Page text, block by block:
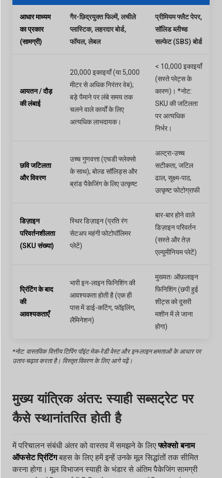
आधार माध्यम
का प्रकार
(सामग्री)
गैर-छिद्रयुक्त फिल्में, लचीले
प्लास्टिक, लहरदार बोर्ड,
फॉयल, लेबल
प्रीमियम फ्लैट पेपर,
सॉलिड ब्लीच्ड
सल्फेट (SBS) बोर्ड
आयतन / दौड़
की लंबाई
20,000 इकाइयाँ (या 5,000
मीटर से अधिक निरंतर वेब);
बड़े पैमाने पर लंबे समय तक
चलने वाले कार्यों के लिए
अत्यधिक लाभदायक।
< 10,000 इकाइयाँ
(सस्ते प्लेट्स के
कारण)। *नोट:
SKU की जटिलता
पर अत्यधिक
निर्भर।
छवि जटिलता
और विवरण
उच्च गुणवत्ता (एचडी फ्लेक्सो
के साथ); बोल्ड सॉलिड्स और
ब्रांड पैकेजिंग के लिए उत्कृष्ट
अल्ट्रा-उच्च
सटीकता, जटिल
ढाल, सूक्ष्म-पाठ,
उत्कृष्ट फोटोग्राफी
डिज़ाइन
परिवर्तनशीलता
(SKU संख्या)
स्थिर डिज़ाइन (प्रति रंग
सेटअप महंगी फोटोपॉलिमर
प्लेटें)
बार-बार होने वाले
डिज़ाइन परिवर्तन
(सस्ते और तेज़
एल्यूमीनियम प्लेटें)
प्रिंटिंग के बाद
की
आवश्यकताएँ
भारी इन-लाइन फिनिशिंग की
आवश्यकता होती है (एक ही
पास में डाई-कटिंग, फॉइलिंग,
लैमिनेशन)
मुख्यतः ऑफ़लाइन
फिनिशिंग (छपी हुई
शीट्स को दूसरी
मशीन में ले जाना
होगा)
*नोट: वास्तविक वित्तीय टिपिंग पॉइंट मेक-रेडी वेस्ट और इन-लाइन क्षमताओं के आधार पर
उतार-चढ़ाव करता है। विस्तृत विवरण के लिए आगे पढ़ें।
मुख्य यांत्रिक अंतर: स्याही सब्सट्रेट पर
कैसे स्थानांतरित होती है
में परिचालन संबंधी अंतर को वास्तव में समझने के लिएफ्लेक्सो बनाम
ऑफसेट प्रिंटिंगबहस के लिए हमें इन्हें उनके मूल सिद्धांतों तक सीमित
करना होगा। मूल विभाजन स्याही के भंडार से अंतिम पैकेजिंग सामग्री